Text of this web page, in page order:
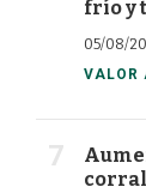
frío y
05/08/
VALOR